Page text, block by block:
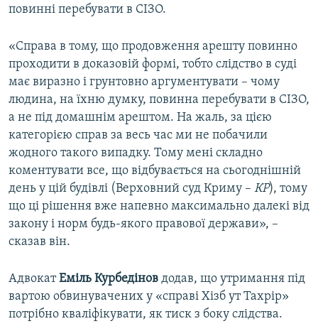
повинні перебувати в СІЗО.
«Справа в тому, що продовження арешту повинно
проходити в доказовій формі, тобто слідство в суді
має виразно і грунтовно аргументувати – чому
людина, на їхню думку, повинна перебувати в СІЗО,
а не під домашнім арештом. На жаль, за цією
категорією справ за весь час ми не побачили
жодного такого випадку. Тому мені складно
коментувати все, що відбувається на сьогоднішній
день у цій будівлі (Верховний суд Криму – КР), тому
що ці рішення вже напевно максимально далекі від
закону і норм будь-якого правової держави», –
сказав він.
АдвокатЕміль Курбедінов додав, що утримання під
вартою обвинувачених у «справі Хізб ут Тахрір»
потрібно кваліфікувати, як тиск з боку слідства.